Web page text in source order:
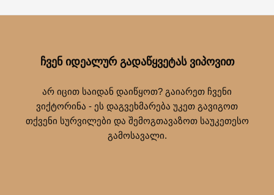
ᲩᲕᲔᲜ ᲘᲓᲔᲐᲚᲣᲠ ᲒᲐᲓᲐᲬᲧᲕᲔᲢᲐᲡ ᲕᲘᲞᲝᲕᲘᲗ
არ იცით საიდან დაიწყოთ? გაიარეთ ჩვენი
ვიქტორინა - ეს დაგვეხმარება უკეთ გავიგოთ
თქვენი სურვილები და შემოგთავაზოთ საუკეთესო
გამოსავალი.